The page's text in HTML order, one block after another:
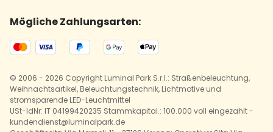
Mögliche Zahlungsarten:
© 2006 - 2026 Copyright Luminal Park S.r.l.: Straßenbeleuchtung,
Weihnachtsartikel, Beleuchtungstechnik, Lichtmotive und
stromsparende LED-Leuchtmittel
USt-IdNr: IT 04199420235 Stammkapital.: 100.000 voll eingezahlt -
kundendienst@luminalpark.de